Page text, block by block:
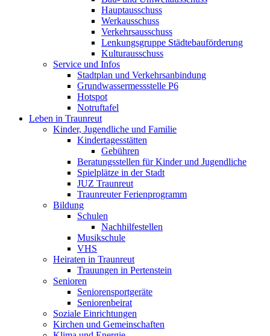
Hauptausschuss
Werkausschuss
Verkehrsausschuss
Lenkungsgruppe Städtebauförderung
Kulturausschuss
Service und Infos
Stadtplan und Verkehrsanbindung
Grundwassermessstelle P6
Hotspot
Notruftafel
Leben in Traunreut
Kinder, Jugendliche und Familie
Kindertagesstätten
Gebühren
Beratungsstellen für Kinder und Jugendliche
Spielplätze in der Stadt
JUZ Traunreut
Traunreuter Ferienprogramm
Bildung
Schulen
Nachhilfestellen
Musikschule
VHS
Heiraten in Traunreut
Trauungen in Pertenstein
Senioren
Seniorensportgeräte
Seniorenbeirat
Soziale Einrichtungen
Kirchen und Gemeinschaften